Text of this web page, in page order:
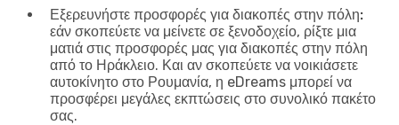
Εξερευνήστε προσφορές για διακοπές στην πόλη:
εάν σκοπεύετε να μείνετε σε ξενοδοχείο, ρίξτε μια
ματιά στις προσφορές μας για διακοπές στην πόλη
από το Ηράκλειο. Και αν σκοπεύετε να νοικιάσετε
αυτοκίνητο στο Ρουμανία, η eDreams μπορεί να
προσφέρει μεγάλες εκπτώσεις στο συνολικό πακέτο
σας.